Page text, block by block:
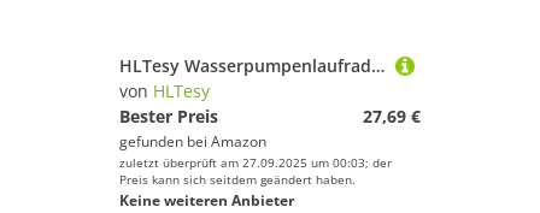
HLTesy Wasserpumpenlaufrad for (6/8 PS) 2-Takt 662-44352-01 47-95611M
von HLTesy
Bester Preis
27,69 €
gefunden bei Amazon
zuletzt überprüft am 27.09.2025 um 00:03; der
Preis kann sich seitdem geändert haben.
Keine weiteren Anbieter